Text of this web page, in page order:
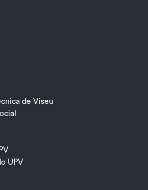
de Viseu
UPV